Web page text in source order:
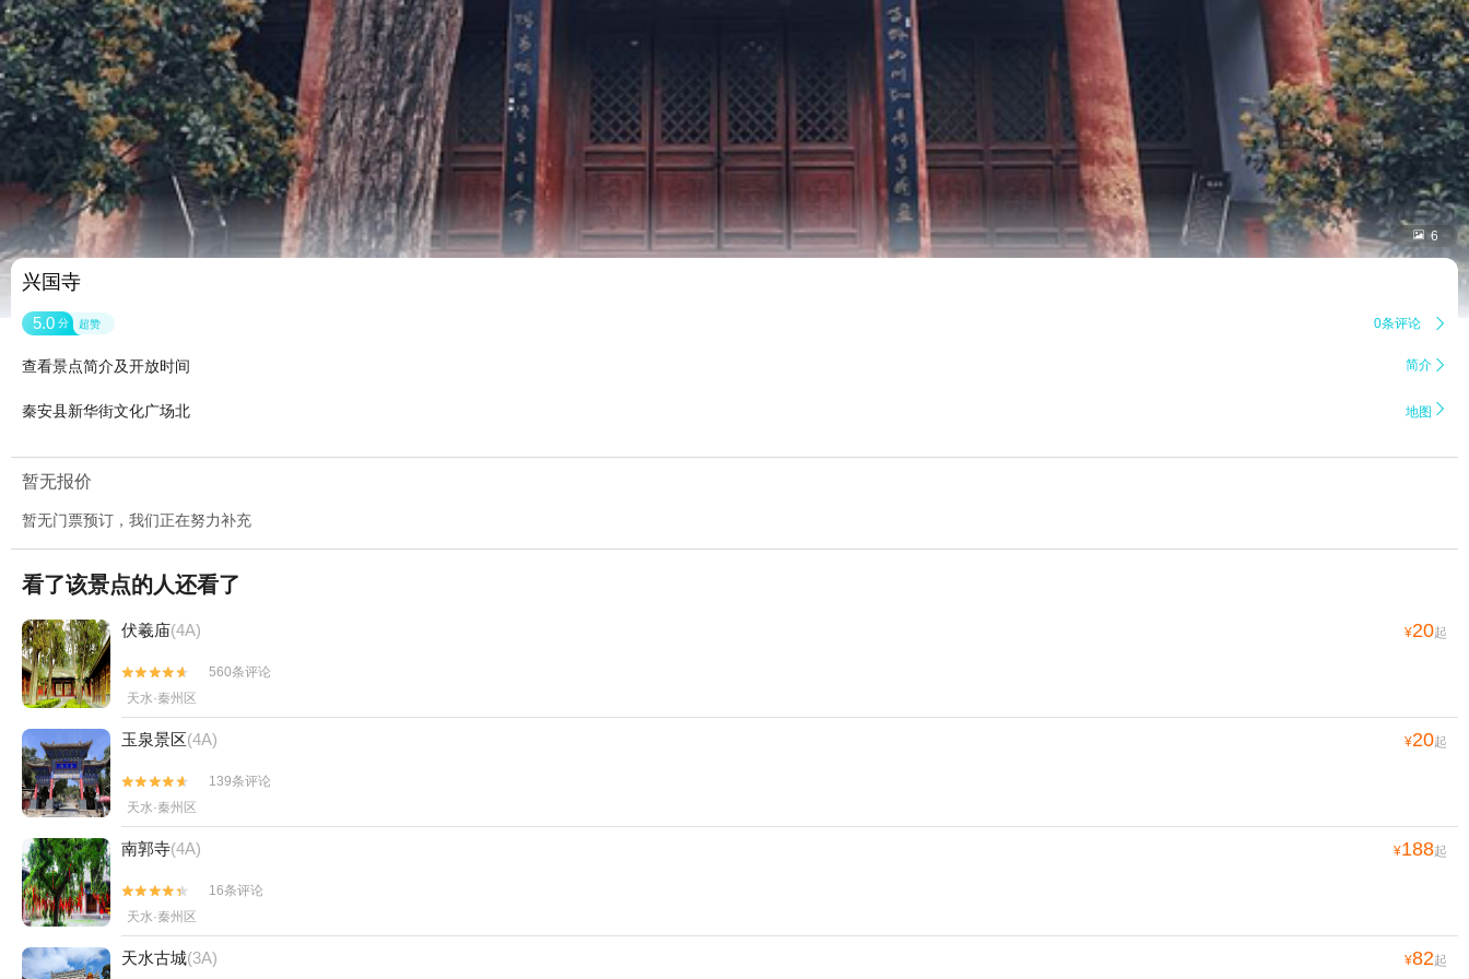
 6
兴国寺
5.0 分 超赞 0条评论 
查看景点简介及开放时间 简介 
秦安县新华街文化广场北 地图 
暂无报价
暂无门票预订，我们正在努力补充
看了该景点的人还看了
伏羲庙(4A) ¥20起


560条评论
天水·秦州区
玉泉景区(4A) ¥20起


139条评论
天水·秦州区
南郭寺(4A) ¥188起


16条评论
天水·秦州区
天水古城(3A) ¥82起